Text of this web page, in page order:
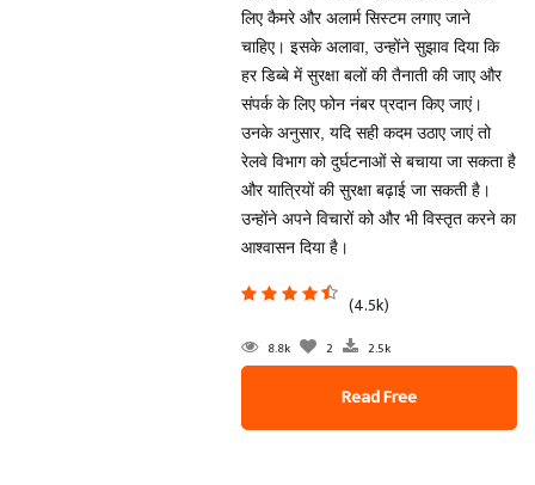
लिए कैमरे और अलार्म सिस्टम लगाए जाने
चाहिए। इसके अलावा, उन्होंने सुझाव दिया कि
हर डिब्बे में सुरक्षा बलों की तैनाती की जाए और
संपर्क के लिए फोन नंबर प्रदान किए जाएं।
उनके अनुसार, यदि सही कदम उठाए जाएं तो
रेलवे विभाग को दुर्घटनाओं से बचाया जा सकता है
और यात्रियों की सुरक्षा बढ़ाई जा सकती है।
उन्होंने अपने विचारों को और भी विस्तृत करने का
आश्वासन दिया है।
(4.5k)
8.8k 2 2.5k
Read Free